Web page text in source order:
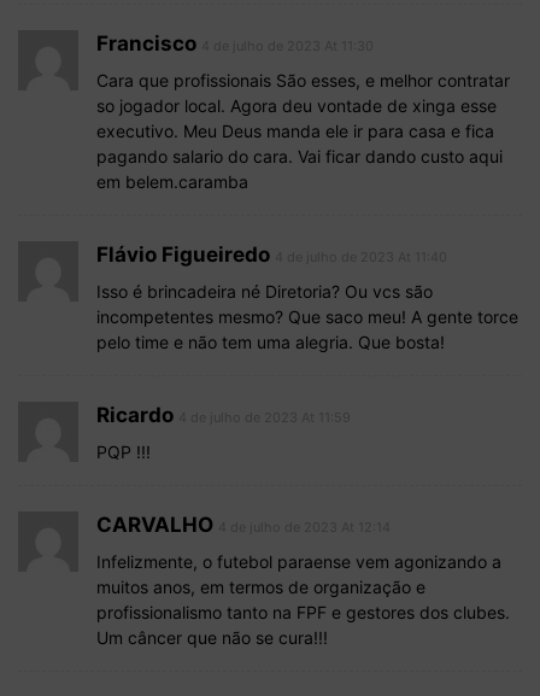
Francisco
Cara que profissionais São esses, e melhor contratar
so jogador local. Agora deu vontade de xinga esse
executivo. Meu Deus manda ele ir para casa e fica
pagando salario do cara. Vai ficar dando custo aqui
em belem.caramba
Flávio Figueiredo
Isso é brincadeira né Diretoria? Ou vcs são
incompetentes mesmo? Que saco meu! A gente torce
pelo time e não tem uma alegria. Que bosta!
Ricardo
PQP !!!
CARVALHO
Infelizmente, o futebol paraense vem agonizando a
muitos anos, em termos de organização e
profissionalismo tanto na FPF e gestores dos clubes.
Um câncer que não se cura!!!